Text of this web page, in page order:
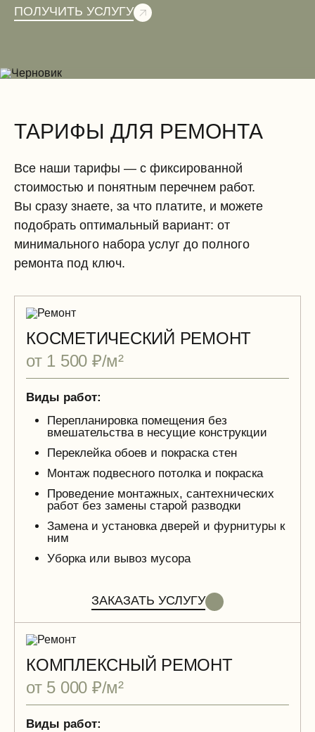
ПОЛУЧИТЬ УСЛУГУ
ТАРИФЫ ДЛЯ РЕМОНТА
Все наши тарифы — с фиксированной
стоимостью и понятным перечнем работ.
Вы сразу знаете, за что платите, и можете
подобрать оптимальный вариант: от
минимального набора услуг до полного
ремонта под ключ.
КОСМЕТИЧЕСКИЙ РЕМОНТ
от 1 500 ₽/м²
Виды работ:
Перепланировка помещения без
вмешательства в несущие конструкции
Переклейка обоев и покраска стен
Монтаж подвесного потолка и покраска
Проведение монтажных, сантехнических
работ без замены старой разводки
Замена и установка дверей и фурнитуры к
ним
Уборка или вывоз мусора
ЗАКАЗАТЬ УСЛУГУ
КОМПЛЕКСНЫЙ РЕМОНТ
от 5 000 ₽/м²
Виды работ: